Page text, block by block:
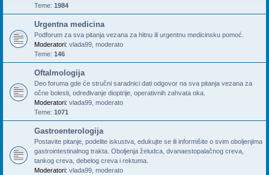
Teme: 1984
Urgentna medicina
Podforum za sva pitanja vezana za hitnu ili urgentnu medicinsku pomoć.
Moderatori: vlada99 moderato
Teme: 146
Oftalmologija
Deo foruma gde će stručni saradnici dati odgovor na sva pitanja vezana za
očne bolesti, određivanje dioptrije, operativnih zahvata oka.
Moderatori: vlada99 moderato
Teme: 1071
Gastroenterologija
Postavite pitanje, podelite iskustva, edukujte se ili informišite o svim oboljenjima
gastrointestinalnog trakta. Oboljenja želudca, dvanaestopalačnog creva,
tankog creva, debelog creva i rektuma.
Moderatori: vlada99 moderato